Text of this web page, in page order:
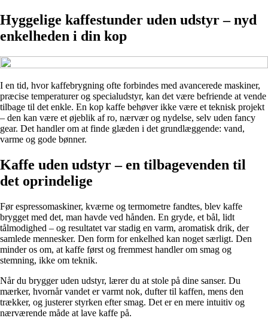
Hyggelige kaffestunder uden udstyr – nyd
enkelheden i din kop
I en tid, hvor kaffebrygning ofte forbindes med avancerede maskiner,
præcise temperaturer og specialudstyr, kan det være befriende at vende
tilbage til det enkle. En kop kaffe behøver ikke være et teknisk projekt
– den kan være et øjeblik af ro, nærvær og nydelse, selv uden fancy
gear. Det handler om at finde glæden i det grundlæggende: vand,
varme og gode bønner.
Kaffe uden udstyr – en tilbagevenden til
det oprindelige
Før espressomaskiner, kværne og termometre fandtes, blev kaffe
brygget med det, man havde ved hånden. En gryde, et bål, lidt
tålmodighed – og resultatet var stadig en varm, aromatisk drik, der
samlede mennesker. Den form for enkelhed kan noget særligt. Den
minder os om, at kaffe først og fremmest handler om smag og
stemning, ikke om teknik.
Når du brygger uden udstyr, lærer du at stole på dine sanser. Du
mærker, hvornår vandet er varmt nok, dufter til kaffen, mens den
trækker, og justerer styrken efter smag. Det er en mere intuitiv og
nærværende måde at lave kaffe på.